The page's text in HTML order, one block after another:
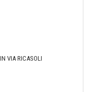
VIA RICASOLI